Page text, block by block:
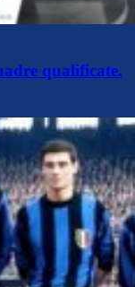
qualificate.